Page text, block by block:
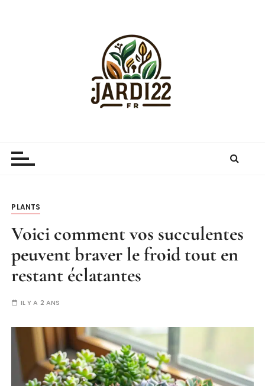
PLANTS
Voici comment vos succulentes
peuvent braver le froid tout en
restant éclatantes
IL Y A 2 ANS